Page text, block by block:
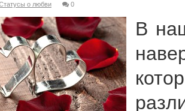
о любви 0
В